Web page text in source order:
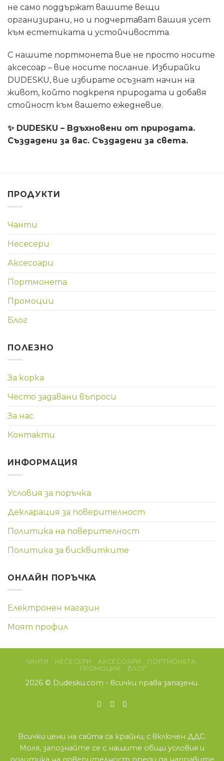
не само поддържат вашите вещи
организирани, но и подчертават вашия усет
към естетиката и устойчивостта.
С нашите портмонета вие не просто носите
аксесоар – вие носите послание. Избирайки
DUDESKU, вие избирате осъзнат начин на
живот, който подкрепя природата и добавя
стойност към вашето ежедневие.
✨DUDESKU – Вдъхновени от природата.
Създадени за вас. Създадени за света.
ПРОДУКТИ
Чанти
Несесери
Аксесоари
Портмонета
Промоции
Блог
ПОЛЕЗНО
За корка
Често задавани въпроси
За нас
Контакти
ИНФОРМАЦИЯ
Условия за поръчка
Декларация за поверителност
Политика на поверителност
Политика за бисквитките
ОНЛАЙН ПОРЪЧКА
Електронен магазин
Моят профил
ЧАНТИ НЕСЕСЕРИ АКСЕСОАРИ
ПОРТМОНЕТА
ПРОМОЦИИ
БЛОГ
2026 © Dudesku.com - всички права запазени.
Всички цени на сайта са крайни, с включен ДДС.
Моля, запознайте се с нашите общи условия и